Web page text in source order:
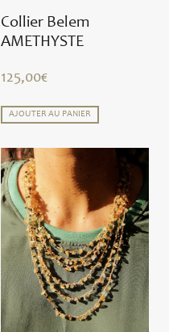
Collier Belem
AMETHYSTE
125,00€
AJOUTER AU PANIER